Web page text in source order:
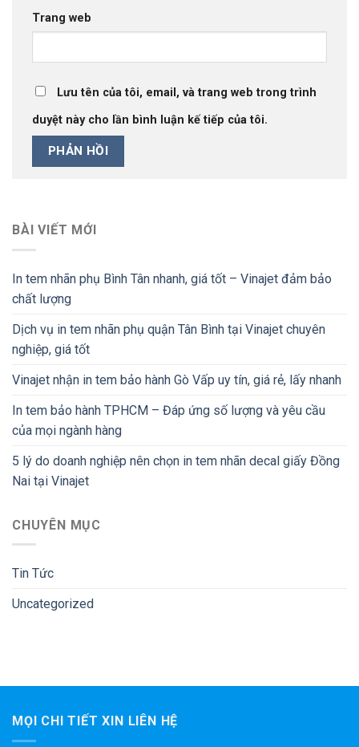
Trang web
Lưu tên của tôi, email, và trang web trong trình
duyệt này cho lần bình luận kế tiếp của tôi.
BÀI VIẾT MỚI
In tem nhãn phụ Bình Tân nhanh, giá tốt – Vinajet đảm bảo
chất lượng
Dịch vụ in tem nhãn phụ quận Tân Bình tại Vinajet chuyên
nghiệp, giá tốt
Vinajet nhận in tem bảo hành Gò Vấp uy tín, giá rẻ, lấy nhanh
In tem bảo hành TPHCM – Đáp ứng số lượng và yêu cầu
của mọi ngành hàng
5 lý do doanh nghiệp nên chọn in tem nhãn decal giấy Đồng
Nai tại Vinajet
CHUYÊN MỤC
Tin Tức
Uncategorized
MỌI CHI TIẾT XIN LIÊN HỆ